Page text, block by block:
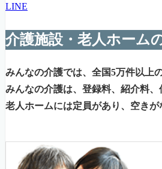
LINE
介護施設・老人ホーム
みんなの介護では、全国5万件以上
みんなの介護は、登録料、紹介料
老人ホームには定員があり、空き